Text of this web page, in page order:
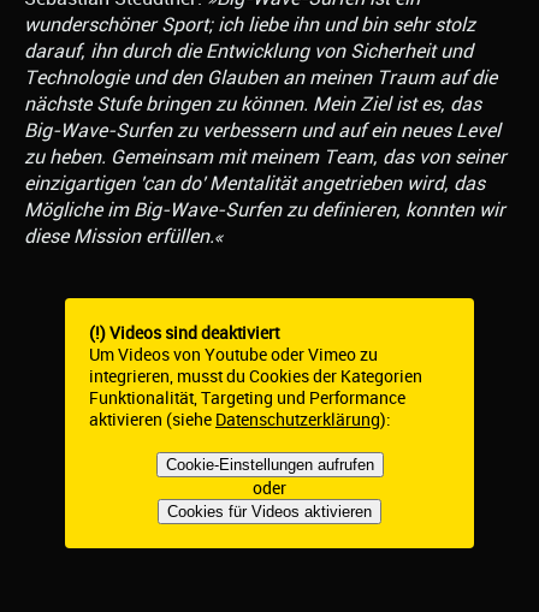
wunderschöner Sport; ich liebe ihn und bin sehr stolz
darauf, ihn durch die Entwicklung von Sicherheit und
Technologie und den Glauben an meinen Traum auf die
nächste Stufe bringen zu können. Mein Ziel ist es, das
Big-Wave-Surfen zu verbessern und auf ein neues Level
zu heben. Gemeinsam mit meinem Team, das von seiner
einzigartigen 'can do' Mentalität angetrieben wird, das
Mögliche im Big-Wave-Surfen zu definieren, konnten wir
diese Mission erfüllen.«
(!) Videos sind deaktiviert
Um Videos von Youtube oder Vimeo zu
integrieren, musst du Cookies der Kategorien
Funktionalität, Targeting und Performance
aktivieren (siehe Datenschutzerklärung):
Cookie-Einstellungen aufrufen
oder
Cookies für Videos aktivieren